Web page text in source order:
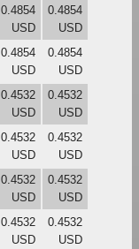
0.4854
USD
0.4854
USD
0.4854
USD
0.4854
USD
0.4532
USD
0.4532
USD
0.4532
USD
0.4532
USD
0.4532
USD
0.4532
USD
0.4532
USD
0.4532
USD